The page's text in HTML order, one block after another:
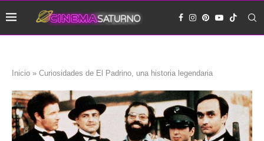
Inicio » Curiosidades de El Padrino, una historia legendaria